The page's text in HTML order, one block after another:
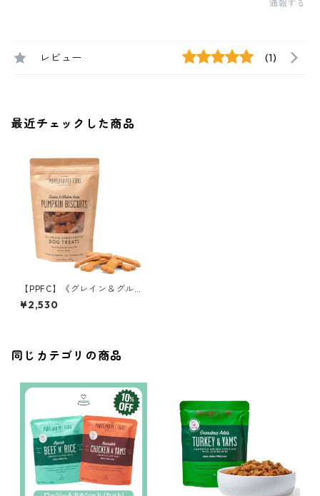
通報する
レビュー (1)
最近チェックした商品
【PPFC】《グレイン＆グルテ
ンフリー》パンプキンビスケ
ット
¥2,530
同じカテゴリの商品